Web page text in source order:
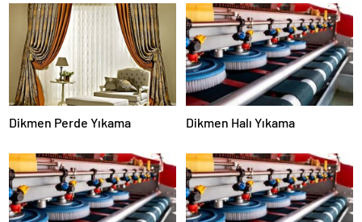
Dikmen Perde Yıkama Dikmen Halı Yıkama